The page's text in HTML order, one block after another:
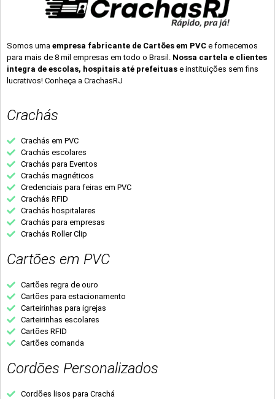
Somos uma empresa fabricante de Cartões em PVC e fornecemos
para mais de 8 mil empresas em todo o Brasil. Nossa cartela e clientes
integra de escolas, hospitais até prefeituas e instituições sem fins
lucrativos! Conheça a CrachasRJ
Crachás
Crachás em PVC
Crachás escolares
Crachás para Eventos
Crachás magnéticos
Credenciais para feiras em PVC
Crachás RFID
Crachás hospitalares
Crachás para empresas
Crachás Roller Clip
Cartões em PVC
Cartões regra de ouro
Cartões para estacionamento
Carteirinhas para igrejas
Carteirinhas escolares
Cartões RFID
Cartões comanda
Cordões Personalizados
Cordões lisos para Crachá